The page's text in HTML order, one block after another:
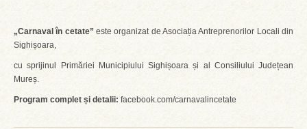
„Carnaval în cetate” este organizat de Asociația Antreprenorilor Locali din
Sighișoara,
cu sprijinul Primăriei Municipiului Sighișoara și al Consiliului Județean
Mureș.
Program complet și detalii: facebook.com/carnavalincetate